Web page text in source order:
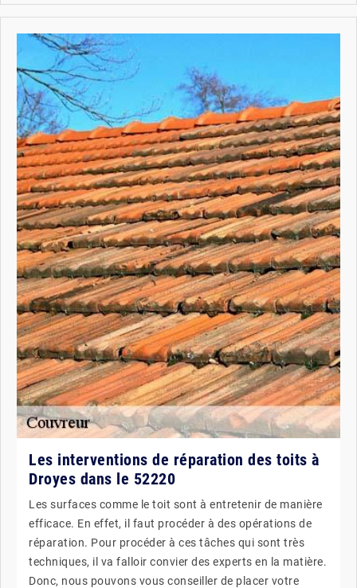
Les interventions de réparation des toits à
Droyes dans le 52220
Les surfaces comme le toit sont à entretenir de manière
efficace. En effet, il faut procéder à des opérations de
réparation. Pour procéder à ces tâches qui sont très
techniques, il va falloir convier des experts en la matière.
Donc, nous pouvons vous conseiller de placer votre